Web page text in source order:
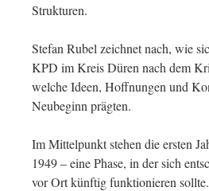
Strukturen.
Stefan Rubel zeichnet nach, wie
KPD im Kreis Düren nach dem
welche Ideen, Hoffnungen und
Neubeginn prägten.
Im Mittelpunkt stehen die ersten
1949 – eine Phase, in der sich
vor Ort künftig funktionieren